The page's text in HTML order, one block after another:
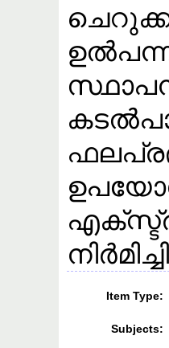
Item Type:
Subjects: